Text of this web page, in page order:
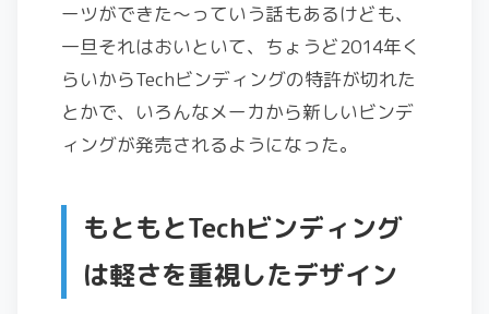
ーツができた～っていう話もあるけども、
一旦それはおいといて、ちょうど2014年く
らいからTechビンディングの特許が切れた
とかで、いろんなメーカから新しいビンデ
ィングが発売されるようになった。
もともとTechビンディング
は軽さを重視したデザイン